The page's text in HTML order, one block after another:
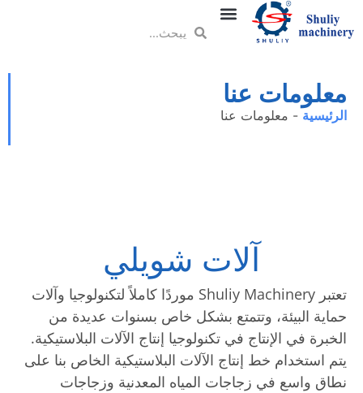
معلومات عنا
الرئيسية - معلومات عنا
آلات شويلي
تعتبر Shuliy Machinery موردًا كاملاً لتكنولوجيا وآلات
حماية البيئة، وتتمتع بشكل خاص بسنوات عديدة من
الخبرة في الإنتاج في تكنولوجيا إنتاج الآلات البلاستيكية.
يتم استخدام خط إنتاج الآلات البلاستيكية الخاص بنا على
نطاق واسع في زجاجات المياه المعدنية وزجاجات